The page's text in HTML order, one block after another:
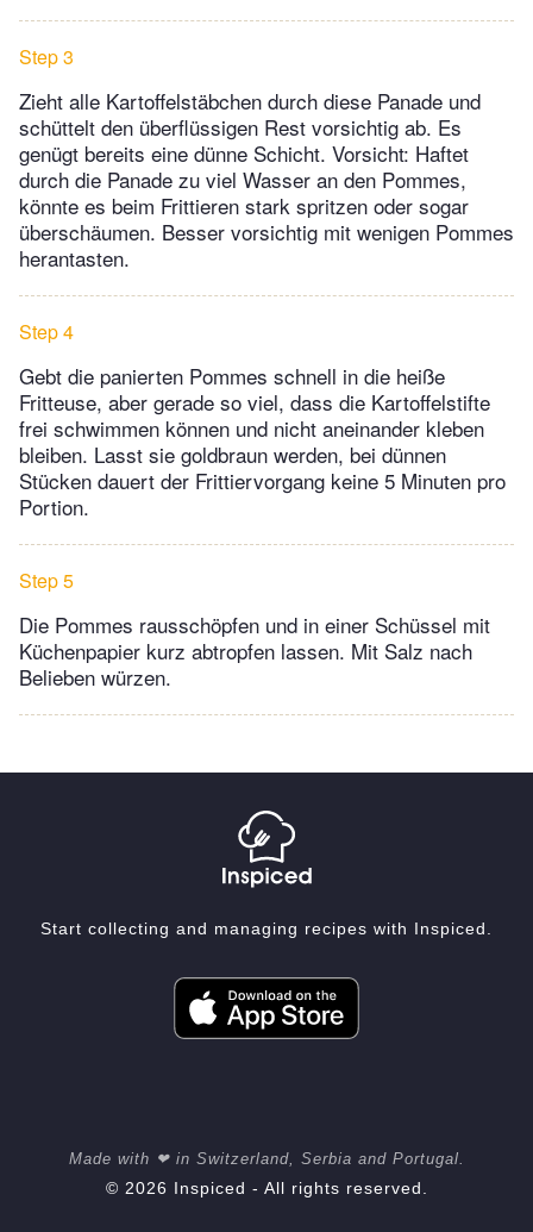
Step 3
Zieht alle Kartoffelstäbchen durch diese Panade und
schüttelt den überflüssigen Rest vorsichtig ab. Es
genügt bereits eine dünne Schicht. Vorsicht: Haftet
durch die Panade zu viel Wasser an den Pommes,
könnte es beim Frittieren stark spritzen oder sogar
überschäumen. Besser vorsichtig mit wenigen Pommes
herantasten.
Step 4
Gebt die panierten Pommes schnell in die heiße
Fritteuse, aber gerade so viel, dass die Kartoffelstifte
frei schwimmen können und nicht aneinander kleben
bleiben. Lasst sie goldbraun werden, bei dünnen
Stücken dauert der Frittiervorgang keine 5 Minuten pro
Portion.
Step 5
Die Pommes rausschöpfen und in einer Schüssel mit
Küchenpapier kurz abtropfen lassen. Mit Salz nach
Belieben würzen.
Start collecting and managing recipes with Inspiced.
Made with ❤ in Switzerland, Serbia and Portugal.
© 2026 Inspiced - All rights reserved.